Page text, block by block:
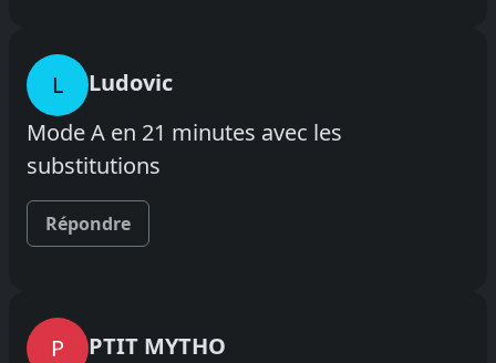
L
Ludovic
Mode A en 21 minutes avec les
substitutions
Répondre
P PTIT MYTHO